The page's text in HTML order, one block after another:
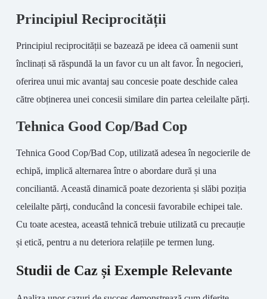
Principiul Reciprocității
Principiul reciprocității se bazează pe ideea că oamenii sunt
înclinați să răspundă la un favor cu un alt favor. În negocieri,
oferirea unui mic avantaj sau concesie poate deschide calea
către obținerea unei concesii similare din partea celeilalte părți.
Tehnica Good Cop/Bad Cop
Tehnica Good Cop/Bad Cop, utilizată adesea în negocierile de
echipă, implică alternarea între o abordare dură și una
conciliantă. Această dinamică poate dezorienta și slăbi poziția
celeilalte părți, conducând la concesii favorabile echipei tale.
Cu toate acestea, această tehnică trebuie utilizată cu precauție
și etică, pentru a nu deteriora relațiile pe termen lung.
Studii de Caz și Exemple Relevante